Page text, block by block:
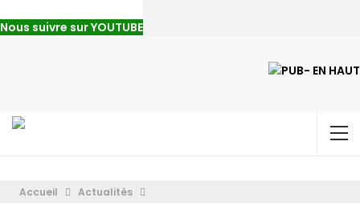
Nous suivre sur YOUTUBE
Accueil Actualités